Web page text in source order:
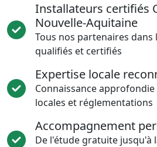
Installateurs certifiés
Nouvelle-Aquitaine
Tous nos partenaires dans
qualifiés et certifiés
Expertise locale
Connaissance
locales et réglementations
Accompagnement
De l'étude gratuite jusqu'à